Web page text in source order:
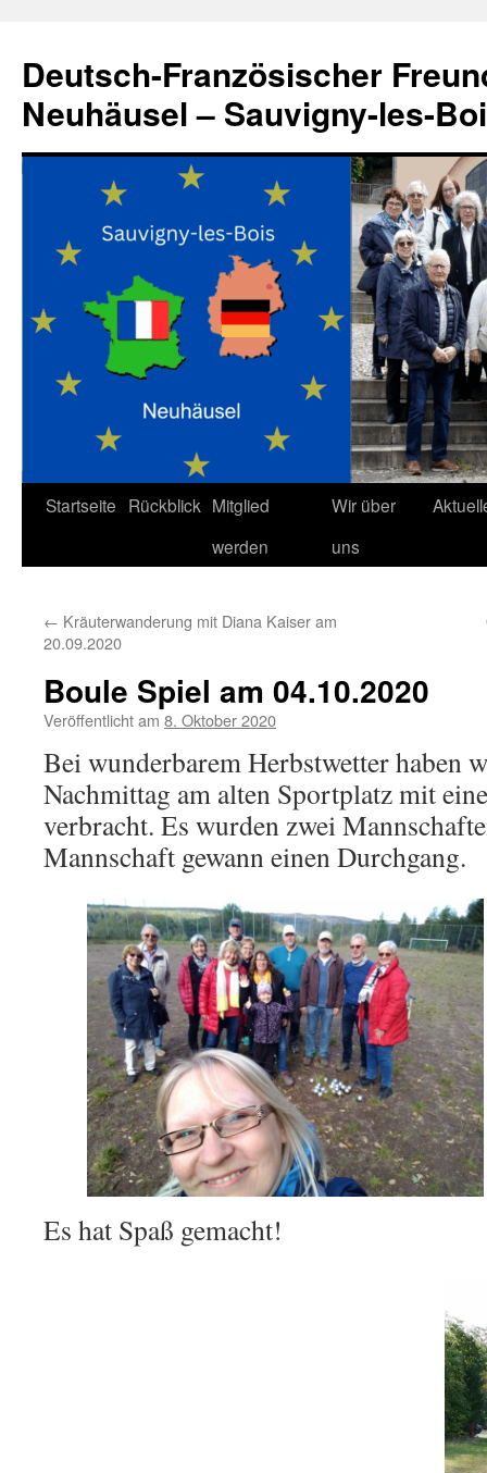
springen
Deutsch-Französischer
Neuhäusel – Sauvigny-les-
Startseite Rückblick Mitglied
werden
Wir über
uns
← Kräuterwanderung mit Diana Kaiser am
20.09.2020
Boule Spiel am 04.10.2020
Veröffentlicht am 8. Oktober 2020
Bei wunderbarem Herbstwetter haben
Nachmittag am alten Sportplatz mit
verbracht. Es wurden zwei
Mannschaft gewann einen Durchgang.
Es hat Spaß gemacht!